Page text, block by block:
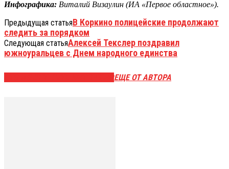
Инфографика: Виталий Визаулин (ИА «Первое областное»).
Предыдущая статьяВ Коркино полицейские продолжают
следить за порядком
Следующая статьяАлексей Текслер поздравил
южноуральцев с Днем народного единства
ЕЩЕ ОТ АВТОРА